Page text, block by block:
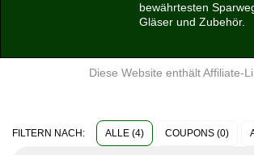
bewährtesten
Gläser und Zubehör.
Diese Website enthält Affiliate-
FILTERN NACH: ALLE (4) COUPONS (0)